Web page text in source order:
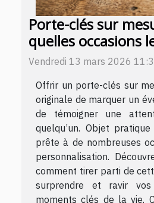
Porte-clés sur
quelles occasions
Vendredi 13 mars 2026
Offrir un porte-clés sur
originale de marquer un
de témoigner une
quelqu’un. Objet
prête à de nombreuses
personnalisation.
comment tirer parti de
surprendre et ravir
moments clés de la vie.